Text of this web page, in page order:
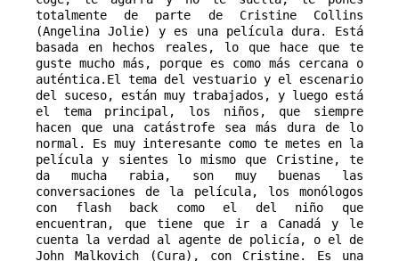
totalmente de parte de Cristine Collins
(Angelina Jolie) y es una película dura. Está
basada en hechos reales, lo que hace que te
guste mucho más, porque es como más cercana o
auténtica.El tema del vestuario y el escenario
del suceso, están muy trabajados, y luego está
el tema principal, los niños, que siempre
hacen que una catástrofe sea más dura de lo
normal. Es muy interesante como te metes en la
película y sientes lo mismo que Cristine, te
da mucha rabia, son muy buenas las
conversaciones de la película, los monólogos
con flash back como el del niño que
encuentran, que tiene que ir a Canadá y le
cuenta la verdad al agente de policía, o el de
John Malkovich (Cura), con Cristine. Es una